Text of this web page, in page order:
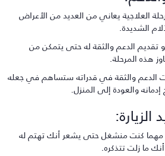
العلاجية يعاني من العديد من الأعراض
الشديدة.
الدعم والثقة له حتى يتمكن من
هذه المرحلة.
والثقة في قدراته ستساهم في جعله
والعودة إلى المنزل.
مهما كنت منشغل حتى يشعر أنك تهتم له
ما زلت تتذكره.